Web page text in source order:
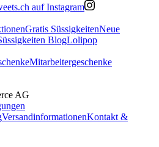
auf Instagram
Gratis SüssigkeitenNeue
BlogLolipop
Mitarbeitergeschenke
AG
VersandinformationenKontakt &